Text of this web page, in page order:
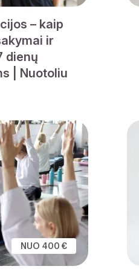
– kaip
ir
dienų
| Nuotoliu
NUO 400 €